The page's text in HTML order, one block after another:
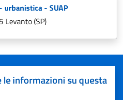
- SUAP
Levanto (SP)
le informazioni su questa